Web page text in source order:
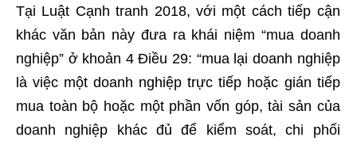
Tại Luật Cạnh tranh 2018, với một cách tiếp cận
khác văn bản này đưa ra khái niệm “mua doanh
nghiệp” ở khoản 4 Điều 29: “mua lại doanh nghiệp
là việc một doanh nghiệp trực tiếp hoặc gián tiếp
mua toàn bộ hoặc một phần vốn góp, tài sản của
doanh nghiệp khác đủ để kiểm soát, chi phối